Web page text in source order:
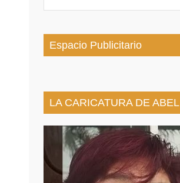
Espacio Publicitario
LA CARICATURA DE ABEL